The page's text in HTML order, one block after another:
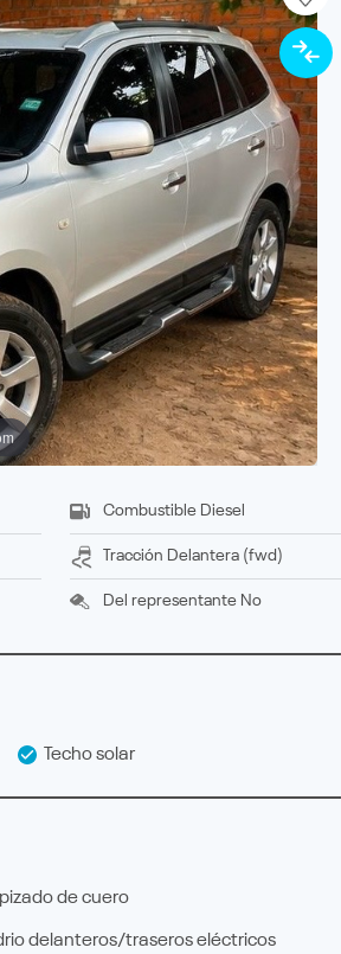
Combustible Diesel
Tracción delantera (fwd)
Del representante No
Techo solar
de cuero
delanteros/traseros eléctricos